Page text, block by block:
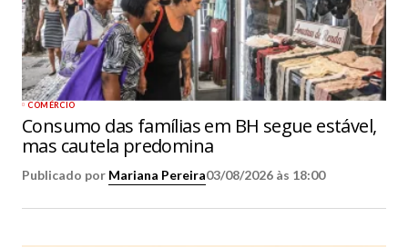
COMÉRCIO
Consumo das famílias em BH segue estável,
mas cautela predomina
Publicado por Mariana Pereira03/08/2026 às 18:00